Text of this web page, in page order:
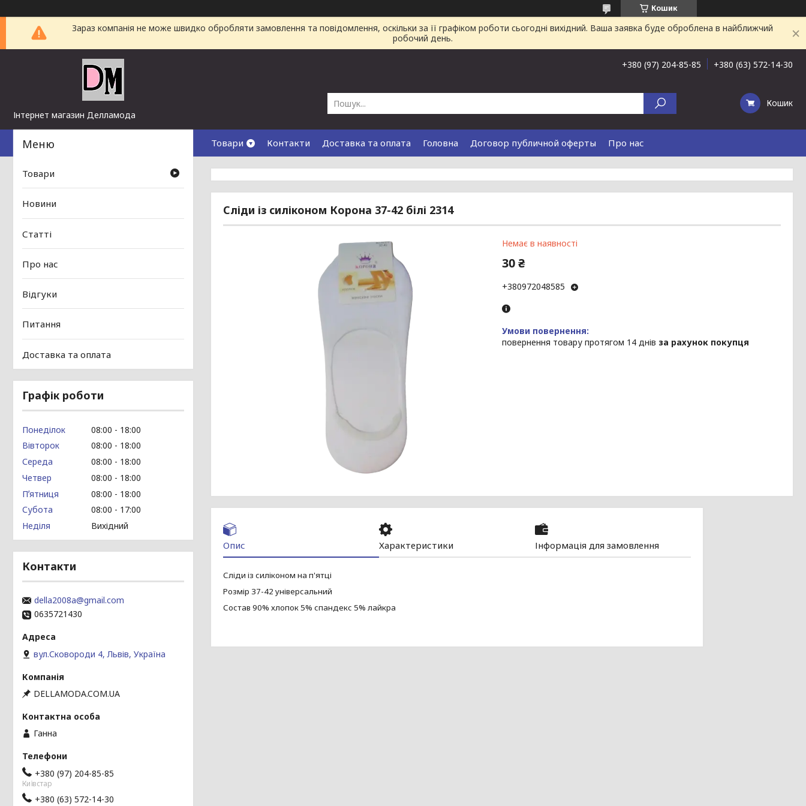
Кошик
Зараз компанія не може швидко обробляти замовлення та повідомлення, оскільки за її графіком роботи сьогодні вихідний. Ваша заявка буде оброблена в найближчий
робочий день.
Інтернет магазин Делламода
+380 (97) 204-85-85 +380 (63) 572-14-30
Кошик
Товари Контакти Доставка та оплата Головна Договор публичной оферты Про нас
Сліди із силіконом Корона 37-42 білі 2314
Немає в наявності
30 ₴
+380972048585
повернення товару протягом 14 днів за рахунок покупця
Опис Характеристики Інформація для замовлення
Сліди із силіконом на п'ятці
Розмір 37-42 універсальний
Состав 90% хлопок 5% спандекс 5% лайкра
Товари
Новини
Статті
Про нас
Відгуки
Питання
Доставка та оплата
Графік роботи
Понеділок 08:00
18:00
Вівторок
08:00
18:00
Середа
08:00
18:00
Четвер
08:00
18:00
Пʼятниця
08:00
18:00
Субота
08:00
17:00
Неділя
Вихідний
Контакти
della2008a@gmail.com
0635721430
вул.Сковороди 4, Львів, Україна
DELLAMODA.COM.UA
Ганна
+380 (97) 204-85-85
Київстар
+380 (63) 572-14-30